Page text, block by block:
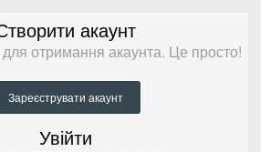
акаунт
отримання акаунта. Це просто!
Зареєструвати акаунт
Увійти